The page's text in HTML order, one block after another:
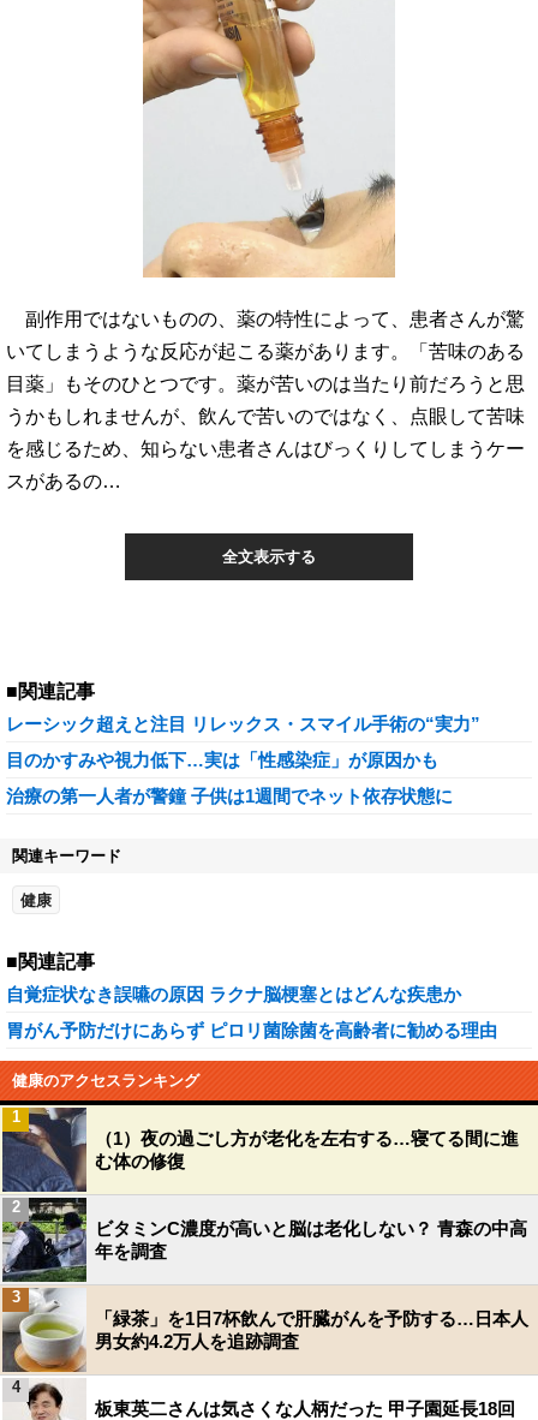
副作用ではないものの、薬の特性によって、患者さんが驚
いてしまうような反応が起こる薬があります。「苦味のある
目薬」もそのひとつです。薬が苦いのは当たり前だろうと思
うかもしれませんが、飲んで苦いのではなく、点眼して苦味
を感じるため、知らない患者さんはびっくりしてしまうケー
スがあるの…
全文表示する
■関連記事
レーシック超えと注目 リレックス・スマイル手術の“実力”
目のかすみや視力低下…実は「性感染症」が原因かも
治療の第一人者が警鐘 子供は1週間でネット依存状態に
関連キーワード
健康
■関連記事
自覚症状なき誤嚥の原因 ラクナ脳梗塞とはどんな疾患か
胃がん予防だけにあらず ピロリ菌除菌を高齢者に勧める理由
健康のアクセスランキング
（1）夜の過ごし方が老化を左右する…寝てる間に進
む体の修復
1
ビタミンC濃度が高いと脳は老化しない？ 青森の中高
年を調査
2
「緑茶」を1日7杯飲んで肝臓がんを予防する…日本人
男女約4.2万人を追跡調査
3
板東英二さんは気さくな人柄だった 甲子園延長18回
4